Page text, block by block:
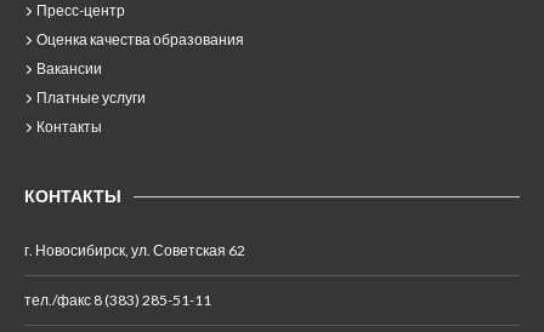
Пресс-центр
Оценка качества образования
Вакансии
Платные услуги
Контакты
КОНТАКТЫ
г. Новосибирск, ул. Советская 62
тел./факс 8 (383) 285-51-11